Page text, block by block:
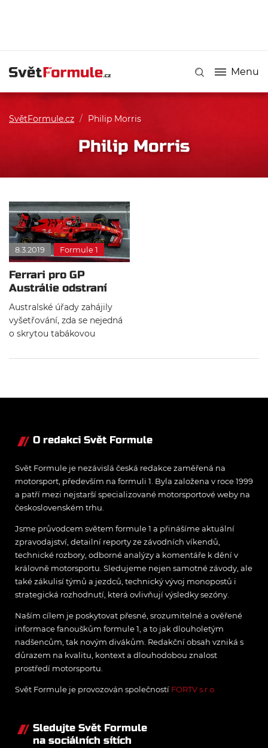
Menu
SvětFormule.cz / Philip Morris
Philip Morris
8.3.2019 Formule 1
Ferrari pro GP
Austrálie odstraní
loga Mission Winnow
Australské úřady zahájily
vyšetřování, zda se nejedná
o skrytou tabákovou
zákony, přestože nejde
O redakci Svět Formule
Svět Formule je nezávislá česká redakce zaměřená na
motorsport, především na formuli 1. Byla založena v roce 1999
a patří mezi nejstarší specializované motorsportové weby na
československém trhu.
Jsme průvodcem světem formule 1 a přinášíme aktuální
zpravodajství, detailní reporty ze závodních víkendů,
technické rozbory, odborné analýzy a komentáře k dění v
královně motorsportu. Sledujeme nejen samotné závody, ale
také zákulisí týmů a jezdců, technický vývoj monopostů i
strategická rozhodnutí, která ovlivňují výsledky sezóny.
Naším cílem je poskytovat přesné, srozumitelné a ověřené
informace fanouškům formule 1, a to jak dlouholetým
nadšencům, tak novým divákům. Redakční obsah vzniká s
důrazem na kvalitu, kontext a dlouhodobou znalost
prostředí motorsportu.
Svět Formule je provozován společností FORTV s.r.o.
Sledujte Svět Formule
na sociálních sítích